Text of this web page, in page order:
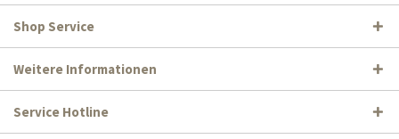
Shop Service
Weitere Informationen
Service Hotline